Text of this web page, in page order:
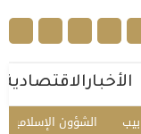
الأخبارالاقتصادية
الشؤون الإسلامية